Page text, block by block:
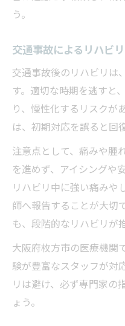
う。
交通事故によるリハビ
交通事故後のリハビリは
す。適切な時期を逃すと
り、慢性化するリスクが
は、初期対応を誤ると回
注意点として、痛みや腫
を進めず、アイシングや
リハビリ中に強い痛みや
師へ報告することが大切
も、段階的なリハビリが
大阪府枚方市の医療機関
験が豊富なスタッフが対
リは避け、必ず専門家の
ょう。